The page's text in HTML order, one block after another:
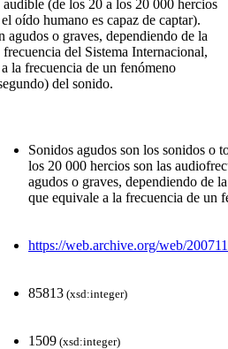
(de los 20 a los 20 000 hercios
oído humano es capaz de captar).
agudos o graves, dependiendo de la
del Sistema Internacional,
la frecuencia de un fenómeno
del sonido.
Sonidos agudos son los sonidos o
los 20 000 hercios son las
agudos o graves, dependiendo de
que equivale a la frecuencia de un
https://web.archive.org/web/
85813 (xsd:integer)
1509 (xsd:integer)